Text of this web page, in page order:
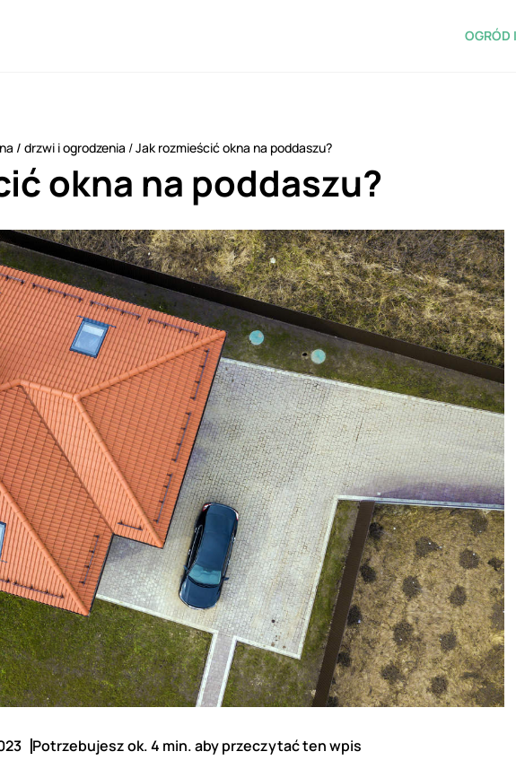
OGRÓD
/ drzwi i ogrodzenia /Jak rozmieścić okna na poddaszu?
okna na poddaszu?
Potrzebujesz ok. 4 min. aby przeczytać ten wpis